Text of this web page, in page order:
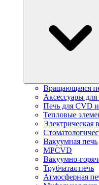
Вращающаяся
Аксессуары
Печь для CVD
Тепловые
Электрическая
Вакуумная печь
MPCVD
Вакуумно-
Трубчатая печь
Атмосферная